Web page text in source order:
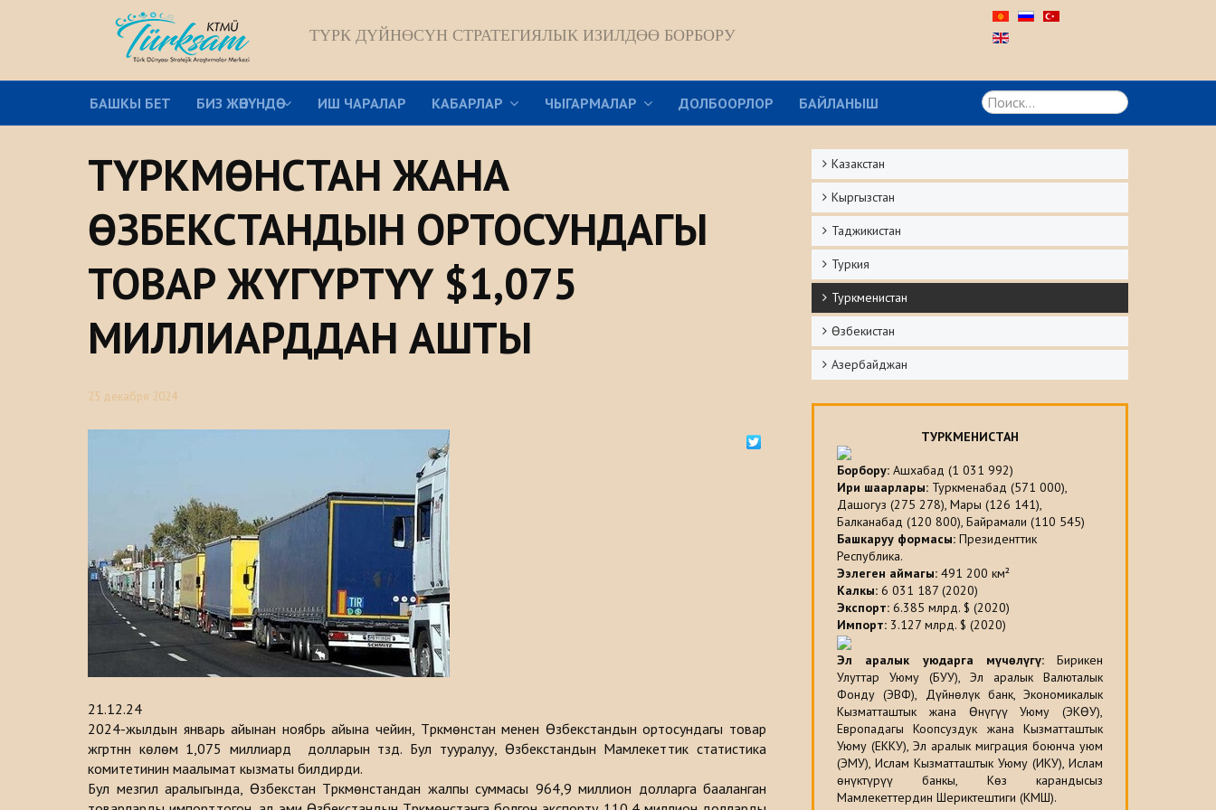
ТҮРК ДҮЙНӨСҮН СТРАТЕГИЯЛЫК ИЗИЛДӨӨ БОРБОРУ
Искать...
БАШКЫ БЕТ БИЗ ЖѲНҮНДѲ ИШ ЧАРАЛАР КАБАРЛАР ЧЫГАРМАЛАР ДОЛБООРЛОР БАЙЛАНЫШ
ТҮРКМӨНСТАН ЖАНА
ӨЗБЕКСТАНДЫН ОРТОСУНДАГЫ
ТОВАР ЖҮГҮРТҮҮ $1,075
МИЛЛИАРДДАН АШТЫ
25 декабря 2024
21.12.24
2024-жылдын январь айынан ноябрь айына чейин, Түркмөнстан менен Өзбекстандын ортосундагы товар
жүгүртүүнүн көлөмү 1,075 миллиард долларын түздү. Бул тууралуу, Өзбекстандын Мамлекеттик статистика
комитетинин маалымат кызматы билдирди.
Бул мезгил аралыгында, Өзбекстан Түркмөнстандан жалпы суммасы 964,9 миллион долларга бааланган
Казакстан
Кыргызстан
Таджикистан
Туркия
Туркменистан
Ѳзбекистан
Азербайджан
ТУРКМЕНИСТАН
Борбору: Ашхабад (1 031 992)
Ири шаарлары: Туркменабад (571 000),
Дашогуз (275 278), Мары (126 141),
Балканабад (120 800), Байрамали (110 545)
Башкаруу формасы: Президенттик
Республика.
Ээлеген аймагы: 491 200 км²
Калкы: 6 031 187 (2020)
Экспорт: 6.385 млрд. $ (2020)
Импорт: 3.127 млрд. $ (2020)
Эл аралык уюдарга мүчөлүгү:Бирикен
Улуттар Уюму (БУУ), Эл аралык Валюталык
Фонду (ЭВФ), Дүйнөлүк банк, Экономикалык
Кызматташтык жана Өнүгүү Уюму (ЭКӨУ),
Европадагы Коопсуздук жана Кызматташтык
Уюму (ЕККУ), Эл аралык миграция боюнча уюм
(ЭМУ), Ислам Кызматташтык Уюму (ИКУ), Ислам
өнүктүрүү банкы, Көз карандысыз
Мамлекеттердин Шериктештиги (КМШ).